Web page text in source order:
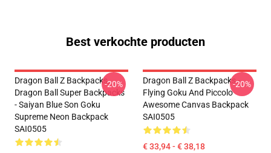
Best verkochte producten
Dragon Ball Z Backpacks,
Dragon Ball Super Backpacks
- Saiyan Blue Son Goku
Supreme Neon Backpack
SAI0505
-20%
Dragon Ball Z Backpacks -
Flying Goku And Piccolo
Awesome Canvas Backpack
SAI0505
€ 33,94 - € 38,18
-20%